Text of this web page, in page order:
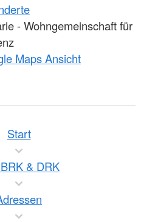
- Wohngemeinschaft für
Maps Ansicht
Start
& DRK